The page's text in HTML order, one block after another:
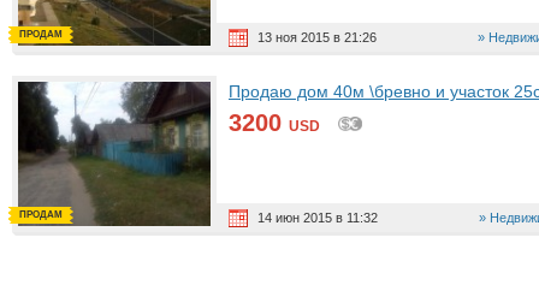
13 ноя 2015 в 21:26
ПРОДАМ
Продаю дом 40м \бревно и участок
3200 USD
14 июн 2015 в 11:32
ПРОДАМ